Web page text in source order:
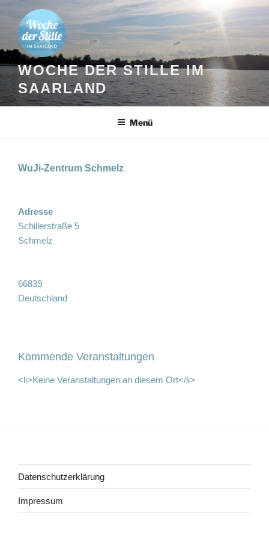
Inhalt
springen
WOCHE DER STILLE IM
SAARLAND
Menü
WuJi-Zentrum Schmelz
Adresse
Schillerstraße 5
Schmelz
66839
Deutschland
Kommende Veranstaltungen
<li>Keine Veranstaltungen an diesem Ort</li>
Datenschutzerklärung
Impressum